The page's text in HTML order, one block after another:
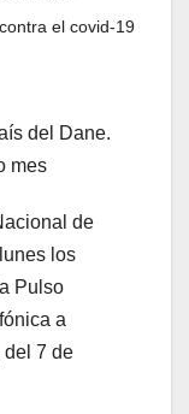
el covid-19
del Dane.
mes
de
los
Pulso
a
del 7 de